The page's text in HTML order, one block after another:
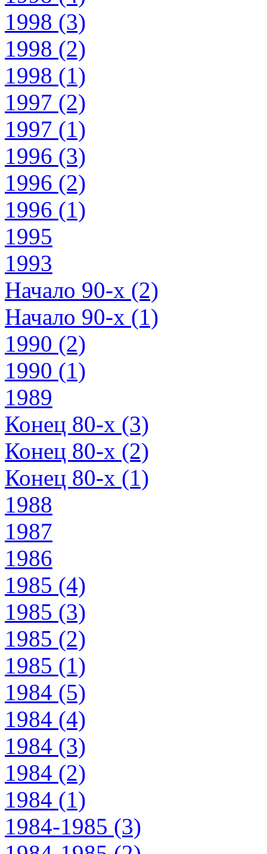
1998 (3)
1998 (2)
1998 (1)
1997 (2)
1997 (1)
1996 (3)
1996 (2)
1996 (1)
1995
1993
Начало 90-х (2)
Начало 90-х (1)
1990 (2)
1990 (1)
1989
Конец 80-х (3)
Конец 80-х (2)
Конец 80-х (1)
1988
1987
1986
1985 (4)
1985 (3)
1985 (2)
1985 (1)
1984 (5)
1984 (4)
1984 (3)
1984 (2)
1984 (1)
1984-1985 (3)